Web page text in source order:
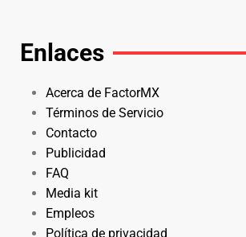
Enlaces
Acerca de FactorMX
Términos de Servicio
Contacto
Publicidad
FAQ
Media kit
Empleos
Política de privacidad